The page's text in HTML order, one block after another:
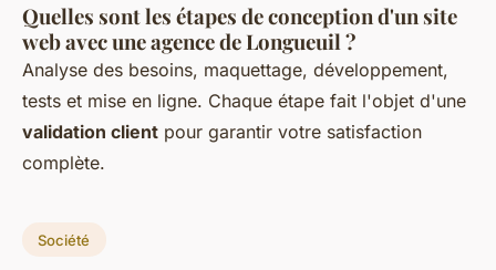
Quelles sont les étapes de conception d'un site
web avec une agence de Longueuil ?
Analyse des besoins, maquettage, développement,
tests et mise en ligne. Chaque étape fait l'objet d'une
validation client pour garantir votre satisfaction
complète.
Société